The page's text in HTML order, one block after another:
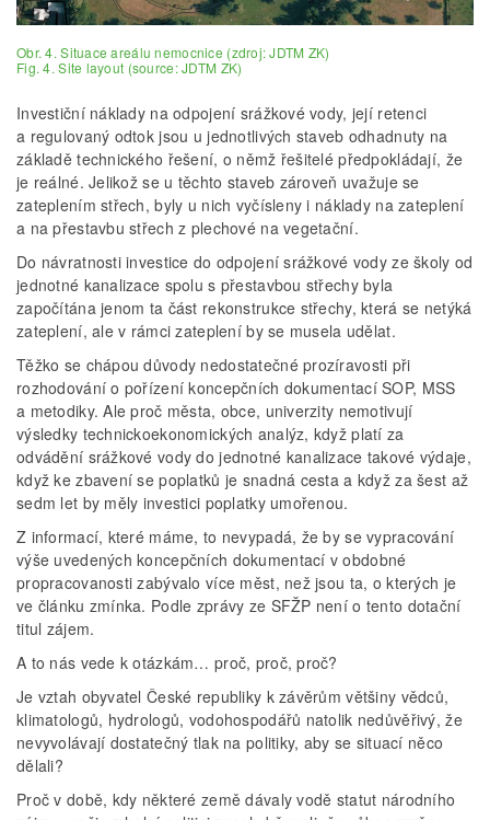
Obr. 4. Situace areálu nemocnice (zdroj: JDTM ZK)
Fig. 4. Site layout (source: JDTM ZK)
Investiční náklady na odpojení srážkové vody, její retenci
a regulovaný odtok jsou u jednotlivých staveb odhadnuty na
základě technického řešení, o němž řešitelé předpokládají, že
je reálné. Jelikož se u těchto staveb zároveň uvažuje se
zateplením střech, byly u nich vyčísleny i náklady na zateplení
a na přestavbu střech z plechové na vegetační.
Do návratnosti investice do odpojení srážkové vody ze školy od
jednotné kanalizace spolu s přestavbou střechy byla
započítána jenom ta část rekonstrukce střechy, která se netýká
zateplení, ale v rámci zateplení by se musela udělat.
Těžko se chápou důvody nedostatečné prozíravosti při
rozhodování o pořízení koncepčních dokumentací SOP, MSS
a metodiky. Ale proč města, obce, univerzity nemotivují
výsledky technickoekonomických analýz, když platí za
odvádění srážkové vody do jednotné kanalizace takové výdaje,
když ke zbavení se poplatků je snadná cesta a když za šest až
sedm let by měly investici poplatky umořenou.
Z informací, které máme, to nevypadá, že by se vypracování
výše uvedených koncepčních dokumentací v obdobné
propracovanosti zabývalo více měst, než jsou ta, o kterých je
ve článku zmínka. Podle zprávy ze SFŽP není o tento dotační
titul zájem.
A to nás vede k otázkám… proč, proč, proč?
Je vztah obyvatel České republiky k závěrům většiny vědců,
klimatologů, hydrologů, vodohospodářů natolik nedůvěřivý, že
nevyvolávají dostatečný tlak na politiky, aby se situací něco
dělali?
Proč v době, kdy některé země dávaly vodě statut národního